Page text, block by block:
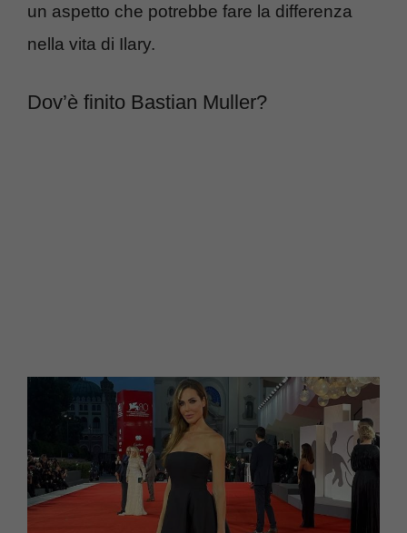
un aspetto che potrebbe fare la differenza
nella vita di Ilary.
Dov’è finito Bastian Muller?